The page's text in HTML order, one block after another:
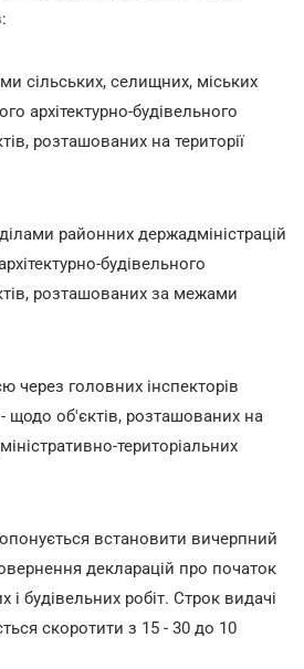
сільських, селищних, міських
архітектурно-будівельного
розташованих на території
районних держадміністрацій
будівельного
розташованих за межами
через головних інспекторів
щодо об'єктів, розташованих на
територіальних
встановити вичерпний
декларацій про початок
і будівельних робіт. Строк видачі
скоротити з 15 - 30 до 10